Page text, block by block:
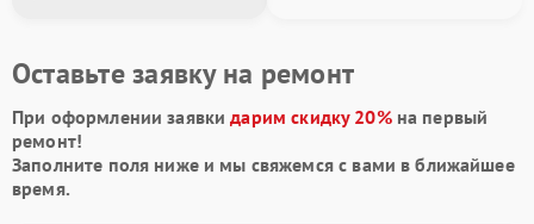
Оставьте заявку на ремонт
При оформлении заявкидарим скидку 20%на первый
ремонт!
Заполните поля ниже и мы свяжемся с вами в ближайшее
время.